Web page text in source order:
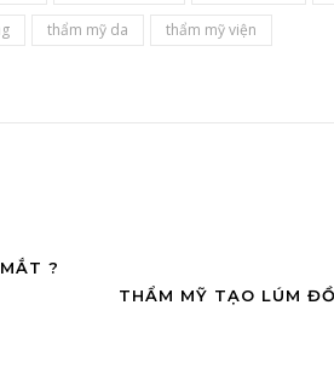
thẩm mỹ da thẩm mỹ viện
?
THẨM MỸ TẠO LÚM